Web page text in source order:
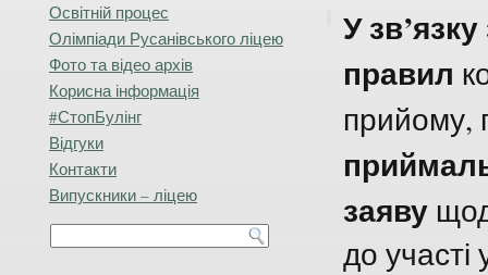
Освітній процес
Олімпіади Русанівського ліцею
Фото та відео архів
Корисна інформація
#СтопБулінг
Відгуки
Контакти
Випускники – ліцею
У
правил
прийому,
заяву
до участі